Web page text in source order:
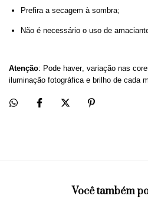
Prefira a secagem à sombra;
Não é necessário o uso de
Atenção: Pode haver, variação nas
iluminação fotográfica e brilho de cada
Você também